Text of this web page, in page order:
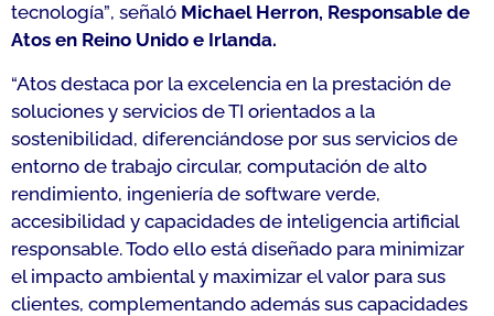
tecnología”, señaló Michael Herron, Responsable de
Atos en Reino Unido e Irlanda.
“Atos destaca por la excelencia en la prestación de
soluciones y servicios de TI orientados a la
sostenibilidad, diferenciándose por sus servicios de
entorno de trabajo circular, computación de alto
rendimiento, ingeniería de software verde,
accesibilidad y capacidades de inteligencia artificial
responsable. Todo ello está diseñado para minimizar
el impacto ambiental y maximizar el valor para sus
clientes, complementando además sus capacidades